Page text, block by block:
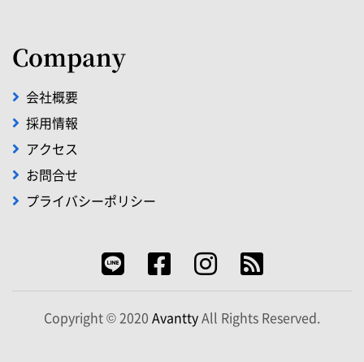
Company
会社概要
採用情報
アクセス
お問合せ
プライバシーポリシー
Copyright © 2020 AvanttyAll Rights Reserved.